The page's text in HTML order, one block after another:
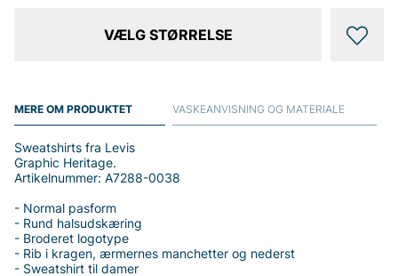
VÆLG STØRRELSE
MERE OM PRODUKTET
Sweatshirts fra Levis
Graphic Heritage.
Artikelnummer: A7288-0038
- Normal pasform
- Rund halsudskæring
- Broderet logotype
- Rib i kragen, ærmernes manchetter og nederst
- Sweatshirt til damer
VASKEANVISNING OG MATERIALE